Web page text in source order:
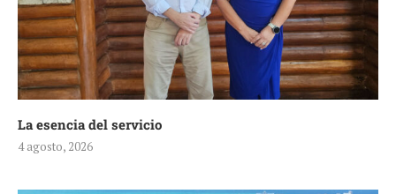
La esencia del servicio
4 agosto, 2026